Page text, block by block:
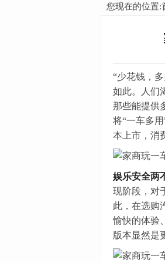
您现在的位置:
“少花钱，
如此。人们
那些能提供
将“一车多
本上市，消
娱乐安全两
现阶段，对
此，在选购
愉快的体验
版本显然是